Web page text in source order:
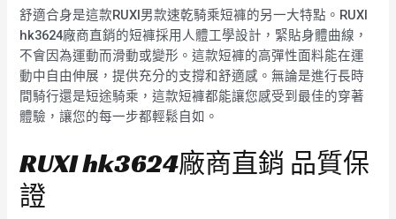
舒適合身是這款RUXI男款速乾騎乘短褲的另一大特點。RUXI
hk3624廠商直銷的短褲採用人體工學設計，緊貼身體曲線，
不會因為運動而滑動或變形。這款短褲的高彈性面料能在運
動中自由伸展，提供充分的支撐和舒適感。無論是進行長時
間騎行還是短途騎乘，這款短褲都能讓您感受到最佳的穿著
體驗，讓您的每一步都輕鬆自如。
RUXI hk3624廠商直銷 品質保
證